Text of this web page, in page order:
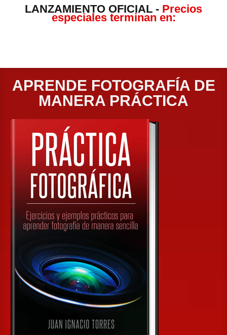
LANZAMIENTO OFICIAL - Precios
especiales terminan en:
A PRENDE F OTOGRAFÍA DE
MANERA PRÁCTICA